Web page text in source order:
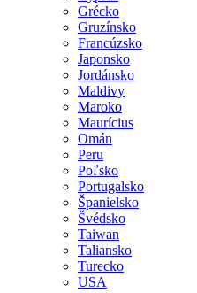
Grécko
Gruzínsko
Francúzsko
Japonsko
Jordánsko
Maldivy
Maroko
Maurícius
Omán
Peru
Poľsko
Portugalsko
Španielsko
Švédsko
Taiwan
Taliansko
Turecko
USA